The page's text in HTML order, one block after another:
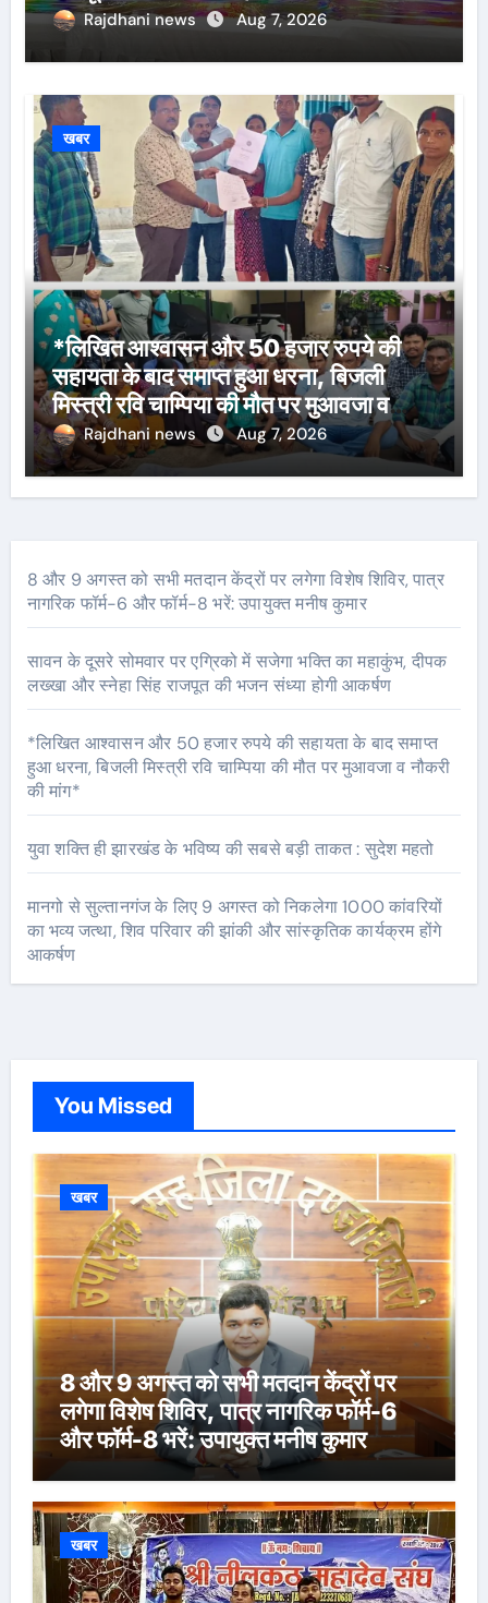
Rajdhani news Aug 7, 2026
खबर
*लिखित आश्वासन और 50 हजार रुपये की
सहायता के बाद समाप्त हुआ धरना, बिजली
मिस्त्री रवि चाम्पिया की मौत पर मुआवजा व
नौकरी की मांग*
Rajdhani news Aug 7, 2026
8 और 9 अगस्त को सभी मतदान केंद्रों पर लगेगा विशेष शिविर, पात्र
नागरिक फॉर्म-6 और फॉर्म-8 भरें: उपायुक्त मनीष कुमार
सावन के दूसरे सोमवार पर एग्रिको में सजेगा भक्ति का महाकुंभ, दीपक
लख्खा और स्नेहा सिंह राजपूत की भजन संध्या होगी आकर्षण
*लिखित आश्वासन और 50 हजार रुपये की सहायता के बाद समाप्त
हुआ धरना, बिजली मिस्त्री रवि चाम्पिया की मौत पर मुआवजा व नौकरी
की मांग*
युवा शक्ति ही झारखंड के भविष्य की सबसे बड़ी ताकत : सुदेश महतो
मानगो से सुल्तानगंज के लिए 9 अगस्त को निकलेगा 1000 कांवरियों
का भव्य जत्था, शिव परिवार की झांकी और सांस्कृतिक कार्यक्रम होंगे
आकर्षण
You Missed
खबर
8 और 9 अगस्त को सभी मतदान केंद्रों पर
लगेगा विशेष शिविर, पात्र नागरिक फॉर्म-6
और फॉर्म-8 भरें: उपायुक्त मनीष कुमार
खबर